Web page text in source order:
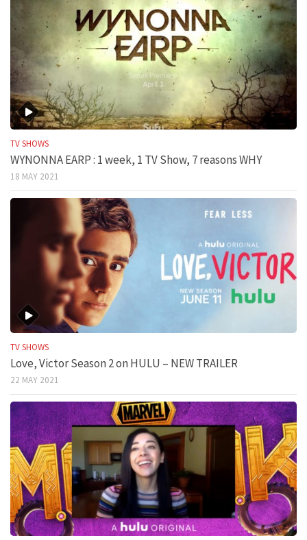
TV SHOWS
WYNONNA EARP : 1 week, 1 TV Show, 7 reasons WHY
18 MAY 2021
TV SHOWS
Love, Victor Season 2 on HULU – NEW TRAILER
22 MAY 2021